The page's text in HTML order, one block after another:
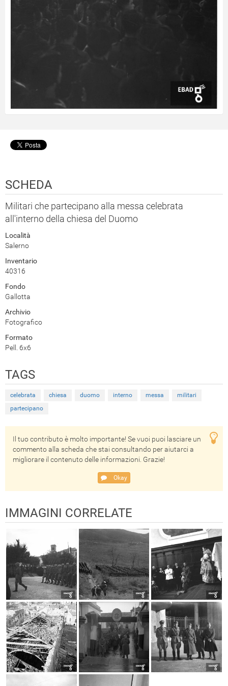
SCHEDA
Militari che partecipano alla messa celebrata
all'interno della chiesa del Duomo
Località
Salerno
Inventario
40316
Fondo
Gallotta
Archivio
Fotografico
Formato
Pell. 6x6
TAGS
celebrata chiesa duomo interno messa
militari
partecipano
Il tuo contributo è molto importante! Se vuoi puoi lasciare un
commento alla scheda che stai consultando per aiutarci a
migliorare il contenuto delle informazioni. Grazie!
Okay
IMMAGINI CORRELATE